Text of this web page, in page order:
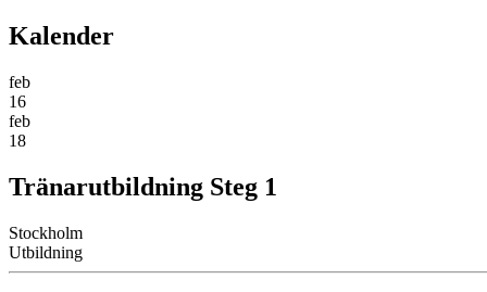
Kalender
feb
16
feb
18
Tränarutbildning Steg 1
Stockholm
Utbildning